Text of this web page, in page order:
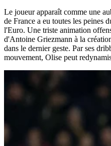
Le joueur apparaît comme une
de France a eu toutes les peines
l'Euro. Une triste animation
d'Antoine Griezmann à la
dans le dernier geste. Par ses
mouvement, Olise peut